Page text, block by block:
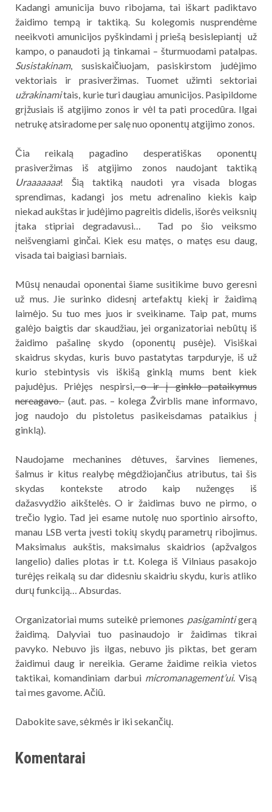
Kadangi amunicija buvo ribojama, tai iškart padiktavo
žaidimo tempą ir taktiką. Su kolegomis nusprendėme
neeikvoti amunicijos pyškindami į priešą besislepiantį už
kampo, o panaudoti ją tinkamai – šturmuodami patalpas.
Susistakinam, susiskaičiuojam, pasiskirstom judėjimo
vektoriais ir prasiveržimas. Tuomet užimti sektoriai
užrakinamitais, kurie turi daugiau amunicijos. Pasipildome
grįžusiais iš atgijimo zonos ir vėl ta pati procedūra. Ilgai
netrukę atsiradome per salę nuo oponentų atgijimo zonos.
Čia reikalą pagadino desperatiškas oponentų
prasiveržimas iš atgijimo zonos naudojant taktiką
Uraaaaaaa! Šią taktiką naudoti yra visada blogas
sprendimas, kadangi jos metu adrenalino kiekis kaip
niekad aukštas ir judėjimo pagreitis didelis, išorės veiksnių
įtaka stipriai degradavusi… Tad po šio veiksmo
neišvengiami ginčai. Kiek esu matęs, o matęs esu daug,
visada tai baigiasi barniais.
Mūsų nenaudai oponentai šiame susitikime buvo geresni
už mus. Jie surinko didesnį artefaktų kiekį ir žaidimą
laimėjo. Su tuo mes juos ir sveikiname. Taip pat, mums
galėjo baigtis dar skaudžiau, jei organizatoriai nebūtų iš
žaidimo pašalinę skydo (oponentų pusėje). Visiškai
skaidrus skydas, kuris buvo pastatytas tarpduryje, iš už
kurio stebintysis vis iškišą ginklą mums bent kiek
pajudėjus. Priėjęs nespirsi,o ir į ginklo pataikymus
nereagavo.(aut. pas. – kolega Žvirblis mane informavo,
jog naudojo du pistoletus pasikeisdamas pataikius į
ginklą).
Naudojame mechanines dėtuves, šarvines liemenes,
šalmus ir kitus realybę mėgdžiojančius atributus, tai šis
skydas kontekste atrodo kaip nužengęs iš
dažasvydžio aikštelės. O ir žaidimas buvo ne pirmo, o
trečio lygio. Tad jei esame nutolę nuo sportinio airsofto,
manau LSB verta įvesti tokių skydų parametrų ribojimus.
Maksimalus aukštis, maksimalus skaidrios (apžvalgos
langelio) dalies plotas ir t.t. Kolega iš Vilniaus pasakojo
turėjęs reikalą su dar didesniu skaidriu skydu, kuris atliko
durų funkciją… Absurdas.
Organizatoriai mums suteikė priemones pasigamintigerą
žaidimą. Dalyviai tuo pasinaudojo ir žaidimas tikrai
pavyko. Nebuvo jis ilgas, nebuvo jis piktas, bet geram
žaidimui daug ir nereikia. Gerame žaidime reikia vietos
taktikai, komandiniam darbui micromanagement’ui. Visą
tai mes gavome. Ačiū.
Dabokite save, sėkmės ir iki sekančių.
Komentarai